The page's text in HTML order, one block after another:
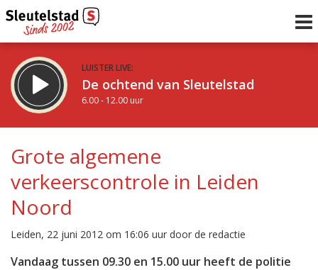
LUISTER LIVE:
De ochtend van Sleutelstad
6.00 - 12.00 uur
De middag van Sleutelstad
12.00 - 17.00 uur
Vorig uur
uur 1 van 0 Volgend uur
Inklappen
Grote algemene
verkeerscontrole in Leiden
Noord
Leiden, 22 juni 2012 om 16:06 uur door de redactie
Vandaag tussen 09.30 en 15.00 uur heeft de politie